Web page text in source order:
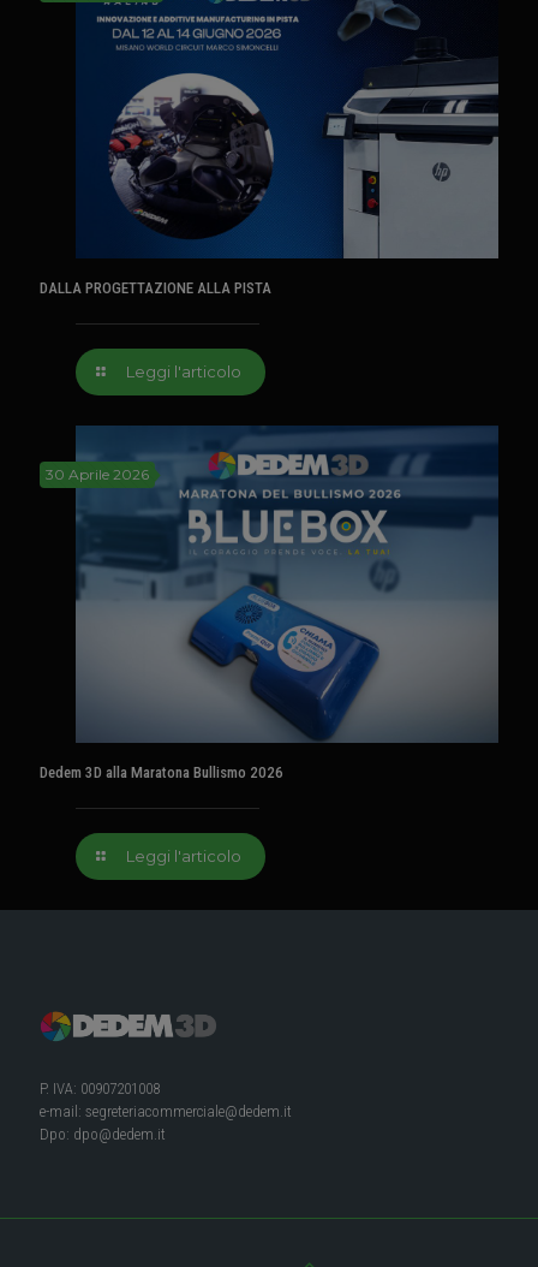
DALLA PROGETTAZIONE ALLA PISTA
Leggi l'articolo
30 Aprile 2026
Dedem 3D alla Maratona Bullismo 2026
Leggi l'articolo
P. IVA: 00907201008
e-mail: segreteriacommerciale@dedem.it
Dpo: dpo@dedem.it